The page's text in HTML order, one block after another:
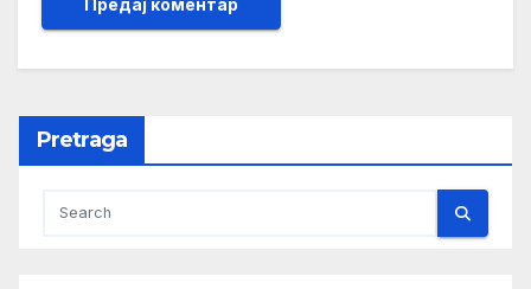
Pretraga